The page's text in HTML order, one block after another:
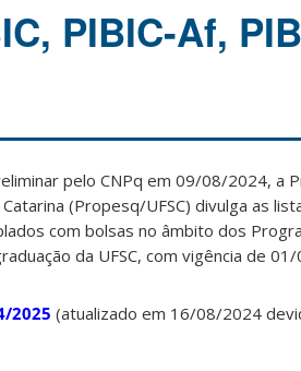
PIBIC-Af,
pelo CNPq em 09/08/2024, a
(Propesq/UFSC) divulga as
com bolsas no âmbito dos
da UFSC, com vigência de
2025 (atualizado em 16/08/2024